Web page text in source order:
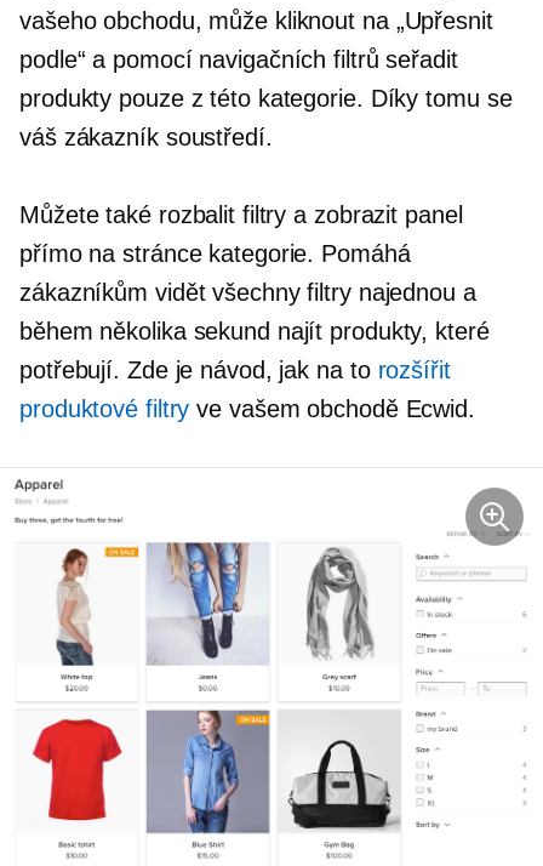
vašeho obchodu, může kliknout na „Upřesnit
podle“ a pomocí navigačních filtrů seřadit
produkty pouze z této kategorie. Díky tomu se
váš zákazník soustředí.
Můžete také rozbalit filtry a zobrazit panel
přímo na stránce kategorie. Pomáhá
zákazníkům vidět všechny filtry najednou a
během několika sekund najít produkty, které
potřebují. Zde je návod, jak na to rozšířit
produktové filtry ve vašem obchodě Ecwid.